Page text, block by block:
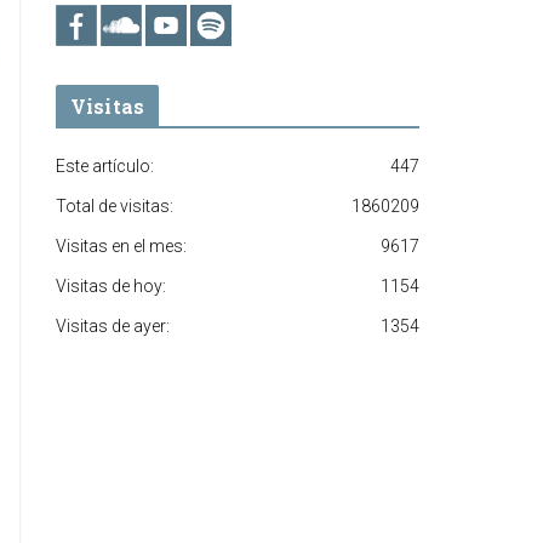
Visitas
447
Este artículo:
1860209
Total de visitas:
9617
Visitas en el mes:
1154
Visitas de hoy:
1354
Visitas de ayer: